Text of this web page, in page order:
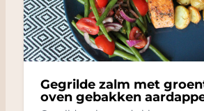
Gegrilde zalm met
oven gebakken